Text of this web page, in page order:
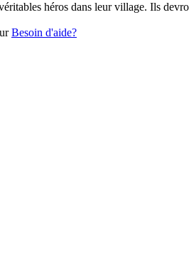
héros dans leur village. Ils
Besoin d'aide?